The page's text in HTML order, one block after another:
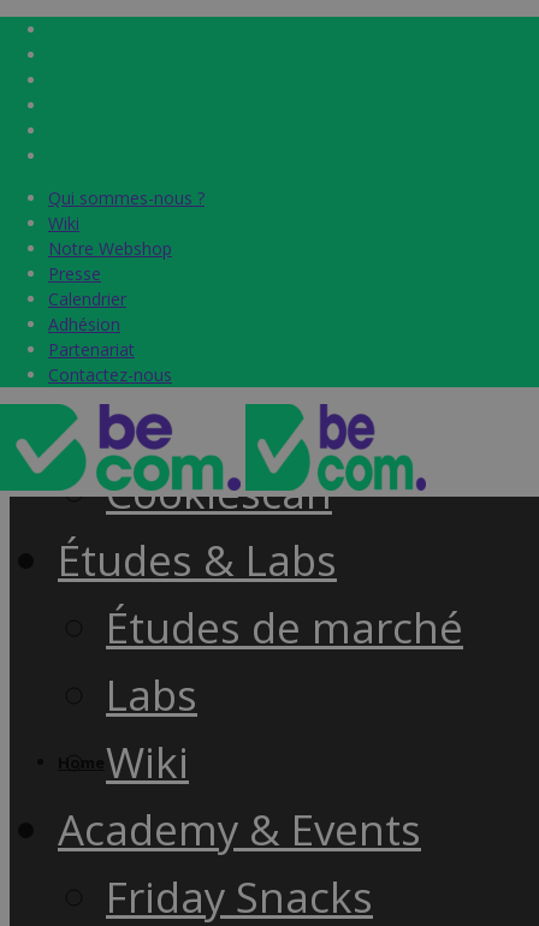
Qui sommes-nous ?
Wiki
Notre Webshop
Presse
Calendrier
Adhésion
Partenariat
Contactez-nous
Qui sommes-nous ?
Wiki
Notre Webshop
Presse
Calendrier
Adhésion
Partenariat
Contactez-nous
Home
Label & audits
Becom Trustmark
Security Scan
Cookiescan
Études & Labs
Études de marché
Labs
Wiki
Academy & Events
Friday Snacks